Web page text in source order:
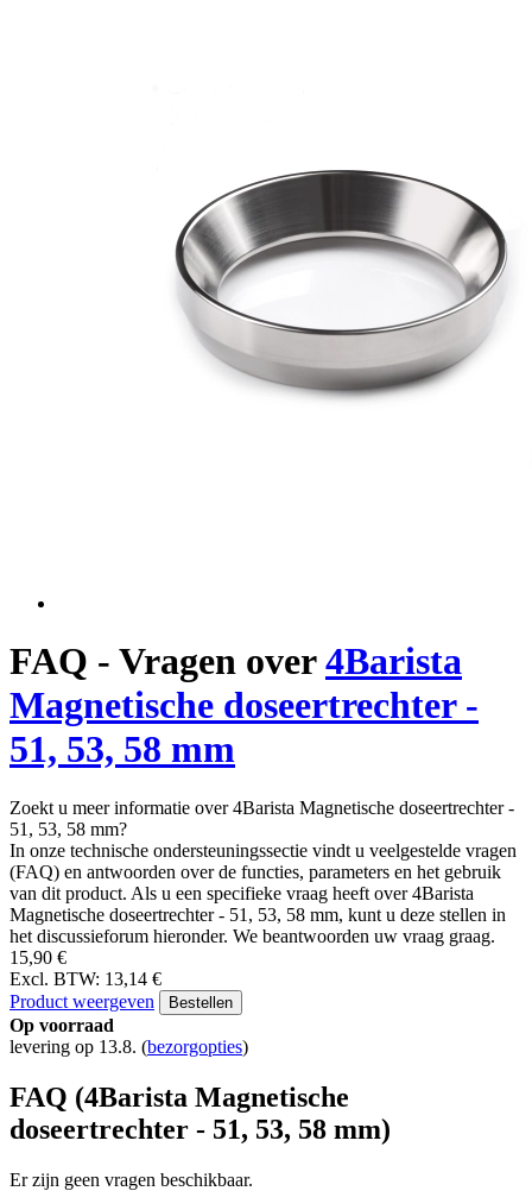
FAQ - Vragen over4Barista
Magnetische doseertrechter -
51, 53, 58 mm
Zoekt u meer informatie over 4Barista Magnetische doseertrechter -
51, 53, 58 mm?
In onze technische ondersteuningssectie vindt u veelgestelde vragen
(FAQ) en antwoorden over de functies, parameters en het gebruik
van dit product. Als u een specifieke vraag heeft over 4Barista
Magnetische doseertrechter - 51, 53, 58 mm, kunt u deze stellen in
het discussieforum hieronder. We beantwoorden uw vraag graag.
15,90 €
Excl. BTW: 13,14 €
Product weergeven
Bestellen
Op voorraad
levering op 13.8. (bezorgopties)
FAQ (4Barista Magnetische
doseertrechter - 51, 53, 58 mm)
Er zijn geen vragen beschikbaar.